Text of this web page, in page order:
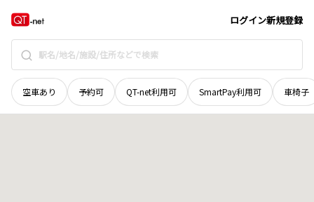
ログイン新規登録
空車あり 予約可 QT-net利用可 SmartPay利用可 車椅子
秋田県